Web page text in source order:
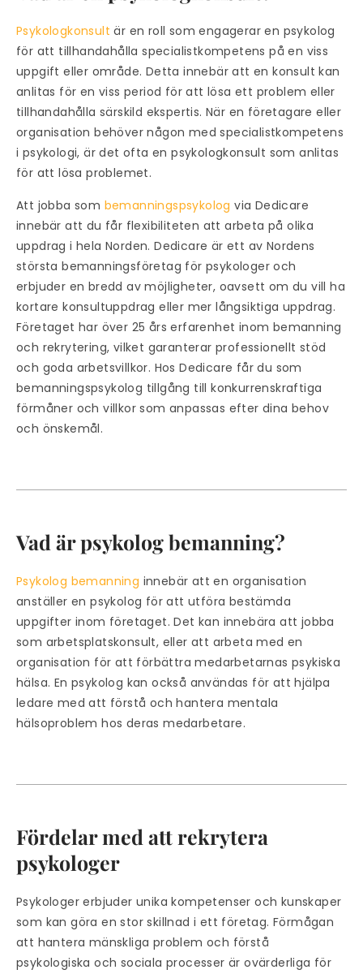
Psykologkonsult är en roll som engagerar en psykolog
för att tillhandahålla specialistkompetens på en viss
uppgift eller område. Detta innebär att en konsult kan
anlitas för en viss period för att lösa ett problem eller
tillhandahålla särskild ekspertis. När en företagare eller
organisation behöver någon med specialistkompetens
i psykologi, är det ofta en psykologkonsult som anlitas
för att lösa problemet.
Att jobba som bemanningspsykolog via Dedicare
innebär att du får flexibiliteten att arbeta på olika
uppdrag i hela Norden. Dedicare är ett av Nordens
största bemanningsföretag för psykologer och
erbjuder en bredd av möjligheter, oavsett om du vill ha
kortare konsultuppdrag eller mer långsiktiga uppdrag.
Företaget har över 25 års erfarenhet inom bemanning
och rekrytering, vilket garanterar professionellt stöd
och goda arbetsvillkor. Hos Dedicare får du som
bemanningspsykolog tillgång till konkurrenskraftiga
förmåner och villkor som anpassas efter dina behov
och önskemål.
Vad är psykolog bemanning?
Psykolog bemanning innebär att en organisation
anställer en psykolog för att utföra bestämda
uppgifter inom företaget. Det kan innebära att jobba
som arbetsplatskonsult, eller att arbeta med en
organisation för att förbättra medarbetarnas psykiska
hälsa. En psykolog kan också användas för att hjälpa
ledare med att förstå och hantera mentala
hälsoproblem hos deras medarbetare.
Fördelar med att rekrytera
psykologer
Psykologer erbjuder unika kompetenser och kunskaper
som kan göra en stor skillnad i ett företag. Förmågan
att hantera mänskliga problem och förstå
psykologiska och sociala processer är ovärderliga för